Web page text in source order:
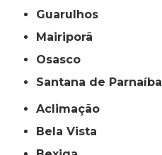
Guarulhos
Mairiporã
Osasco
Santana de Parnaíba
Aclimação
Bela Vista